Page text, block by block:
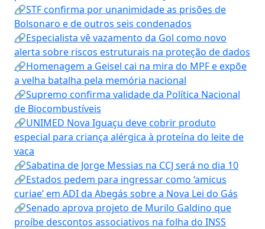
🔗STF confirma por unanimidade as prisões de
Bolsonaro e de outros seis condenados
🔗Especialista vê vazamento da Gol como novo
alerta sobre riscos estruturais na proteção de dados
🔗Homenagem a Geisel cai na mira do MPF e expõe
a velha batalha pela memória nacional
🔗Supremo confirma validade da Política Nacional
de Biocombustíveis
🔗UNIMED Nova Iguaçu deve cobrir produto
especial para criança alérgica à proteína do leite de
vaca
🔗Sabatina de Jorge Messias na CCJ será no dia 10
🔗Estados pedem para ingressar como ‘amicus
curiae’ em ADI da Abegás sobre a Nova Lei do Gás
🔗Senado aprova projeto de Murilo Galdino que
proíbe descontos associativos na folha do INSS